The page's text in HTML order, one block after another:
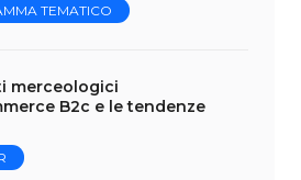
TEMATICO
merceologici
B2c e le tendenze